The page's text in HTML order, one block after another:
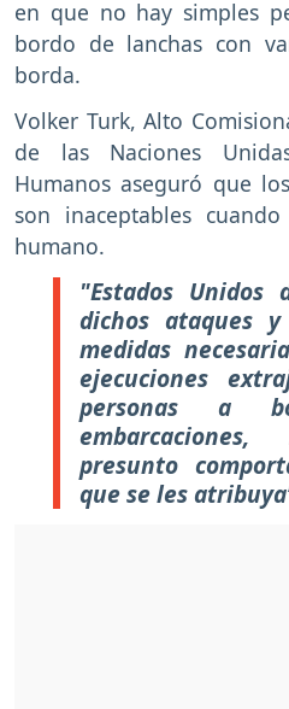
en que no hay simples
bordo de lanchas con
borda.
Volker Turk, Alto
de las Naciones
Humanos aseguró que
son inaceptables
humano.
"Estados
dichos ataques
medidas
ejecuciones
personas a
presunto
que se les